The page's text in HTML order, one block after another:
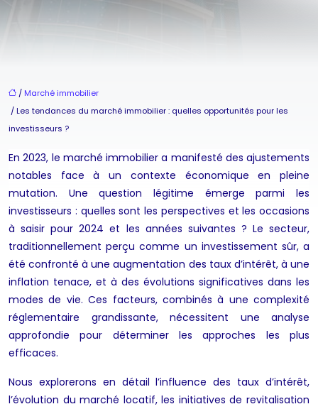
/ Marché immobilier
/ Les tendances du marché immobilier : quelles opportunités pour les
investisseurs ?
En 2023, le marché immobilier a manifesté des ajustements
notables face à un contexte économique en pleine
mutation. Une question légitime émerge parmi les
investisseurs : quelles sont les perspectives et les occasions
à saisir pour 2024 et les années suivantes ? Le secteur,
traditionnellement perçu comme un investissement sûr, a
été confronté à une augmentation des taux d’intérêt, à une
inflation tenace, et à des évolutions significatives dans les
modes de vie. Ces facteurs, combinés à une complexité
réglementaire grandissante, nécessitent une analyse
approfondie pour déterminer les approches les plus
efficaces.
Nous explorerons en détail l’influence des taux d’intérêt,
l’évolution du marché locatif, les initiatives de revitalisation